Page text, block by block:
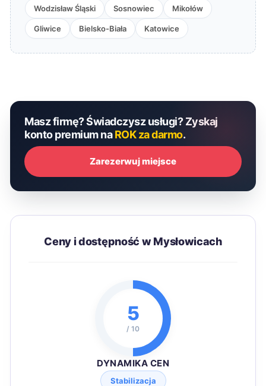
Wodzisław Śląski Sosnowiec Mikołów
Gliwice Bielsko-Biała Katowice
Masz firmę? Świadczysz usługi? Zyskaj
konto premium naROK za darmo.
Zarezerwuj miejsce
Ceny i dostępność w Mysłowicach
5
/ 10
DYNAMIKA CEN
Stabilizacja